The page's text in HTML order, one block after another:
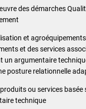
des démarches
et
et des services
un argumentaire
posture relationnelle
ou services basée
technique